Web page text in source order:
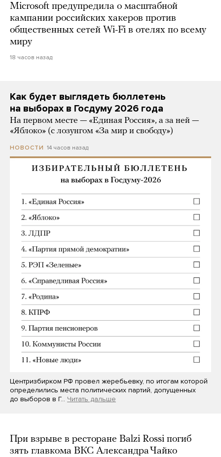
Microsoft предупредила о масштабной
кампании российских хакеров против
общественных сетей Wi-Fi в отелях по всему
миру
18 часов назад
Как будет выглядеть бюллетень
на выборах в Госдуму 2026 года
На первом месте — «Единая Россия», а за ней —
«Яблоко» (с лозунгом «За мир и свободу»)
НОВОСТИ 14 часов назад
Центризбирком РФ провел жеребьевку, по итогам которой
определились места политических партий, допущенных
до выборов в Г… Читать дальше
При взрыве в ресторане Balzi Rossi погиб
зять главкома ВКС Александра Чайко